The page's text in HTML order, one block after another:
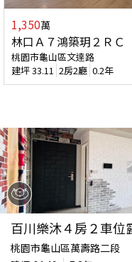
1,350萬
林口Ａ７鴻築玥２ＲＣ
桃園市龜山區文達路
建坪33.11 2房2廳 0.2年
桃園市龜山區萬壽路二段